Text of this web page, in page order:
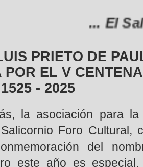
... El
PRIETO DE
POR EL V
- 2025
la asociación para
Foro Cultural,
del
este año es